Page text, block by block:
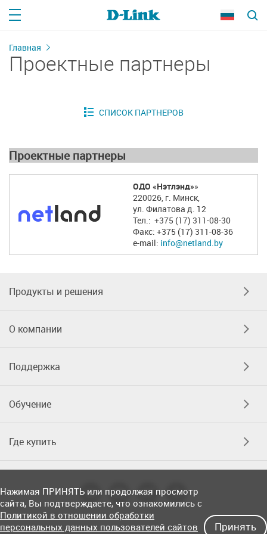
Главная
Проектные партнеры
Проектные партнеры
ОДО «Нэтлэнд»»
220026, г. Минск,
ул. Филатова д. 12
Тел.: +375 (17) 311-08-30
Факс: +375 (17) 311-08-36
e-mail: info@netland.by
Продукты и решения
О компании
Поддержка
Обучение
Где купить
Нажимая ПРИНЯТЬ или продолжая просмотр
сайта, Вы подтверждаете, что ознакомились с
Политикой в отношении обработки
персональных данных пользователей сайтов
Принять